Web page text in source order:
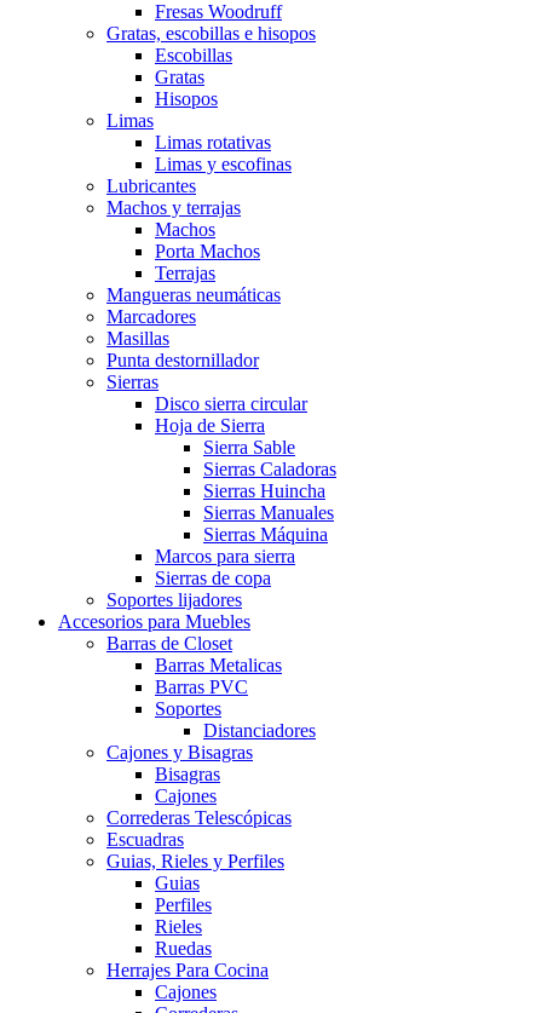
Fresas Woodruff
Gratas, escobillas e hisopos
Escobillas
Gratas
Hisopos
Limas
Limas rotativas
Limas y escofinas
Lubricantes
Machos y terrajas
Machos
Porta Machos
Terrajas
Mangueras neumáticas
Marcadores
Masillas
Punta destornillador
Sierras
Disco sierra circular
Hoja de Sierra
Sierra Sable
Sierras Caladoras
Sierras Huincha
Sierras Manuales
Sierras Máquina
Marcos para sierra
Sierras de copa
Soportes lijadores
Accesorios para Muebles
Barras de Closet
Barras Metalicas
Barras PVC
Soportes
Distanciadores
Cajones y Bisagras
Bisagras
Cajones
Correderas Telescópicas
Escuadras
Guias, Rieles y Perfiles
Guias
Perfiles
Rieles
Ruedas
Herrajes Para Cocina
Cajones